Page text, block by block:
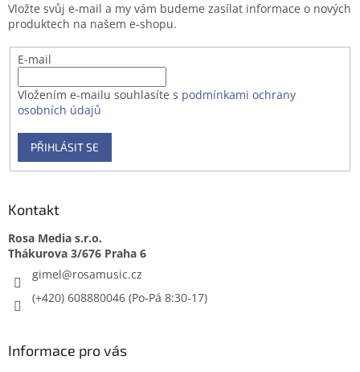
p
v
v
ý
u
Vložte svůj e-mail a my vám budeme zasílat informace o nových
produktech na našem e-shopu.
E-mail
Vložením e-mailu souhlasíte s podmínkami ochrany
osobních údajů
PŘIHLÁSIT SE
Kontakt
Rosa Media s.r.o.
gimel@rosamusic.cz
(+420) 608880046
Informace pro vás